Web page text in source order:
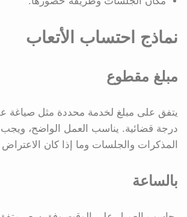
نماذج احتساب الأتعاب
مبلغ مقطوع
يتفق على مبلغ لخدمة محددة مثل صياغة
درجة قضائية. يناسب العمل الواضح، ويجب
المذكرات والجلسات وما إذا كان الاعتراض
بالساعة